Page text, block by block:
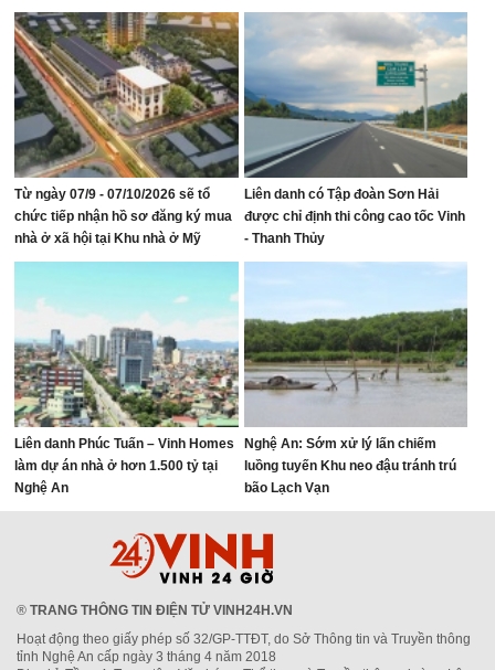
Từ ngày 07/9 - 07/10/2026 sẽ tổ
chức tiếp nhận hồ sơ đăng ký mua
nhà ở xã hội tại Khu nhà ở Mỹ
Thượng, phường Vinh Lộc
Liên danh có Tập đoàn Sơn Hải
được chỉ định thi công cao tốc Vinh
- Thanh Thủy
Liên danh Phúc Tuấn – Vinh Homes
làm dự án nhà ở hơn 1.500 tỷ tại
Nghệ An
Nghệ An: Sớm xử lý lấn chiếm
luồng tuyến Khu neo đậu tránh trú
bão Lạch Vạn
® TRANG THÔNG TIN ĐIỆN TỬ VINH24H.VN
Hoạt động theo giấy phép số 32/GP-TTĐT, do Sở Thông tin và Truyền thông
tỉnh Nghệ An cấp ngày 3 tháng 4 năm 2018